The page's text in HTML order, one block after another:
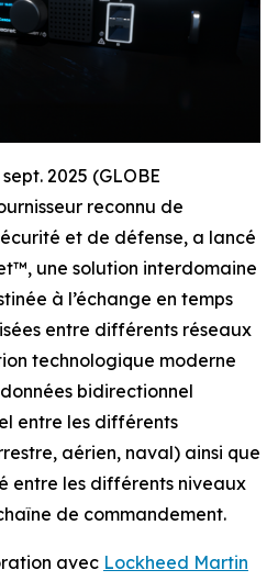
2025 (GLOBE
reconnu de
et de défense, a lancé
une solution interdomaine
à l’échange en temps
entre différents réseaux
technologique moderne
bidirectionnel
entre les différents
aérien, naval) ainsi que
entre les différents niveaux
de commandement.
avec Lockheed Martin